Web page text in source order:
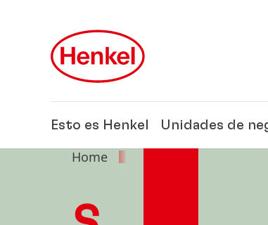
Esto es Henkel Unidades de
Home